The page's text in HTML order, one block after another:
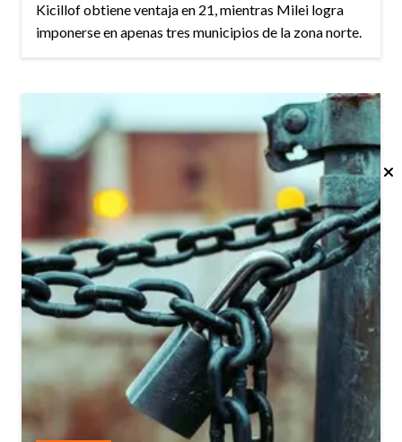
Kicillof obtiene ventaja en 21, mientras Milei logra
imponerse en apenas tres municipios de la zona norte.